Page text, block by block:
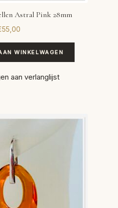
Astral Pink 28mm
55,00
WINKELWAGEN
aan verlanglijst